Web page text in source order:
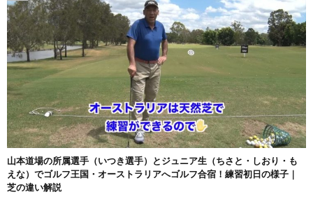
山本道場の所属選手（いつき選手）とジュニア生（ちさと・しおり・も
えな）でゴルフ王国・オーストラリアへゴルフ合宿！練習初日の様子｜
芝の違い解説